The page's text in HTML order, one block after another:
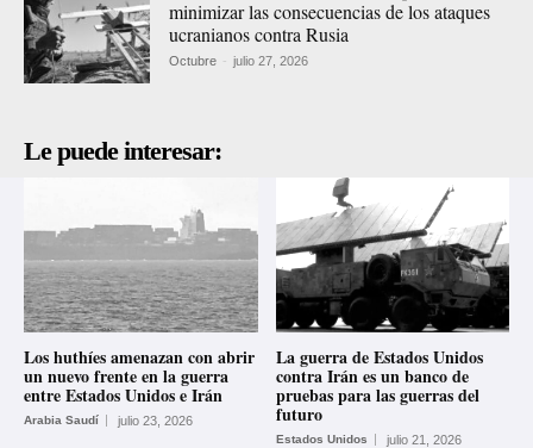
minimizar las consecuencias de los ataques
ucranianos contra Rusia
Octubre - julio 27, 2026
Le puede interesar:
Los huthíes amenazan con abrir
un nuevo frente en la guerra
entre Estados Unidos e Irán
Arabia Saudí julio 23, 2026
La guerra de Estados Unidos
contra Irán es un banco de
pruebas para las guerras del
futuro
Estados Unidos julio 21, 2026